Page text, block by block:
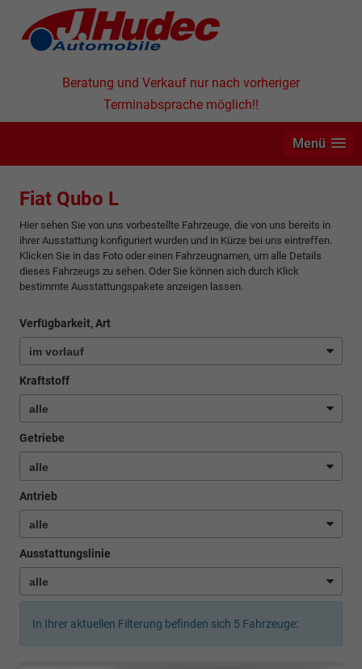
Beratung und Verkauf nur nach vorheriger
Terminabsprache möglich!!
Menü
Fiat Qubo L
Hier sehen Sie von uns vorbestellte Fahrzeuge, die von uns bereits in
ihrer Ausstattung konfiguriert wurden und in Kürze bei uns eintreffen.
Klicken Sie in das Foto oder einen Fahrzeugnamen, um alle Details
dieses Fahrzeugs zu sehen. Oder Sie können sich durch Klick
bestimmte Ausstattungspakete anzeigen lassen.
Verfügbarkeit, Art
Kraftstoff
Getriebe
Antrieb
Ausstattungslinie
In Ihrer aktuellen Filterung befinden sich 5 Fahrzeuge: